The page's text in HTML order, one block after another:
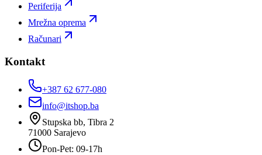
Periferija
Mrežna oprema
Računari
Kontakt
+387 62 677-080
info@itshop.ba
Stupska bb, Tibra 2
71000 Sarajevo
Pon-Pet: 09-17h